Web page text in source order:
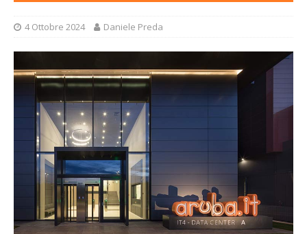
4 Ottobre 2024 Daniele Preda